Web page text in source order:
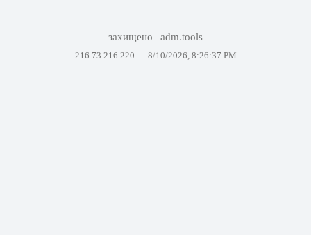
захищено adm.tools
216.73.216.220 — 8/10/2026, 8:26:37 PM